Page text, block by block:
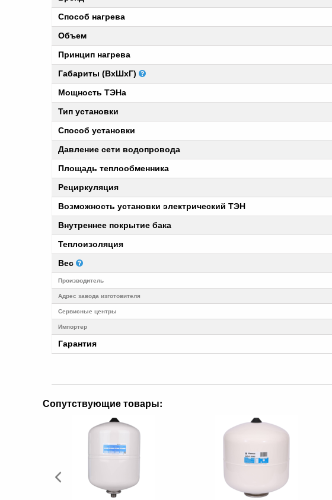
Способ нагрева
Объем
Принцип нагрева
Габариты (ВхШхГ)
Мощность ТЭНа
Тип установки
Способ установки
Давление сети водопровода
Площадь теплообменника
Рециркуляция
Возможность установки электрический ТЭН
Внутреннее покрытие бака
Теплоизоляция
Вес
Производитель
Адрес завода изготовителя
Cервисные центры
Импортер
Гарантия
Сопутствующие товары: